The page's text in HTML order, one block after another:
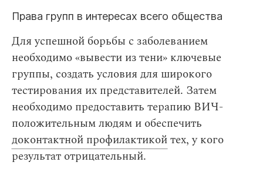
Права групп в интересах всего общества
Для успешной борьбы с заболеванием
необходимо «вывести из тени» ключевые
группы, создать условия для широкого
тестирования их представителей. Затем
необходимо предоставить терапию ВИЧ-
положительным людям и обеспечить
доконтактной профилактикойтех, у кого
результат отрицательный.